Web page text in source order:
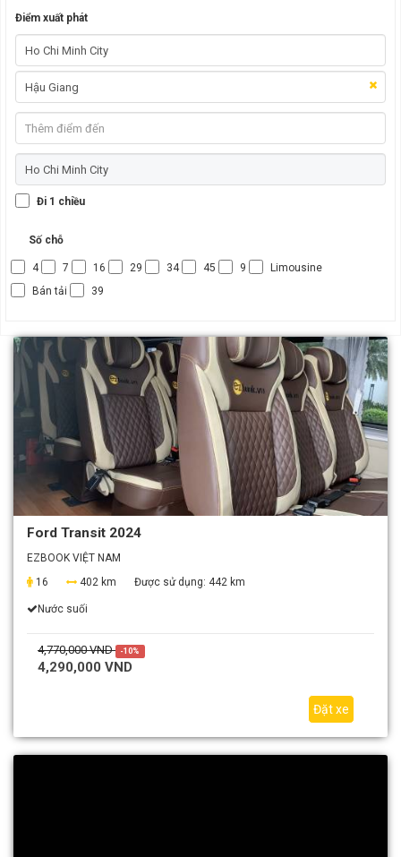
Điểm xuất phát
Đi 1 chiều
Số chỗ
4 7 16 29 34 45 9
Limousine
Bán tải
39
Ford Transit 2024
EZBOOK VIỆT NAM
16
402 km Được sử dụng: 442 km
Nước suối
4,770,000 VND -10%
4,290,000 VND
Đặt xe